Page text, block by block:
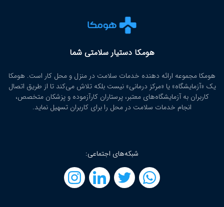
هومکا دستیار سلامتی شما
هومکا مجموعه ارائه‌ دهنده خدمات سلامت در منزل و محل کار است. هومکا
یک «آزمایشگاه» یا «مرکز درمانی» نیست بلکه تلاش می‌کند تا از طریق اتصال
کاربران به آزمایشگاه‌های معتبر، پرستاران کارآزموده و پزشکان متخصص،
انجام خدمات سلامت در محل را برای کاربران تسهیل نماید.
شبکه‌های اجتماعی: